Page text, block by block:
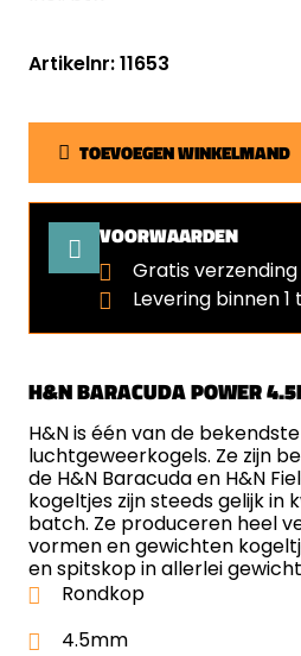
H&N BARACUDA POWER
H&N is één van de
luchtgeweerkogels. Ze zijn
de H&N Baracuda en H&N
kogeltjes zijn steeds gelijk
batch. Ze produceren heel
vormen en gewichten
en spitskop in allerlei
Rondkop
4.5mm
Artikelnr: 11653
TOEVOEGEN WINKELMAND
VOORWAARDEN
Gratis
Levering binnen